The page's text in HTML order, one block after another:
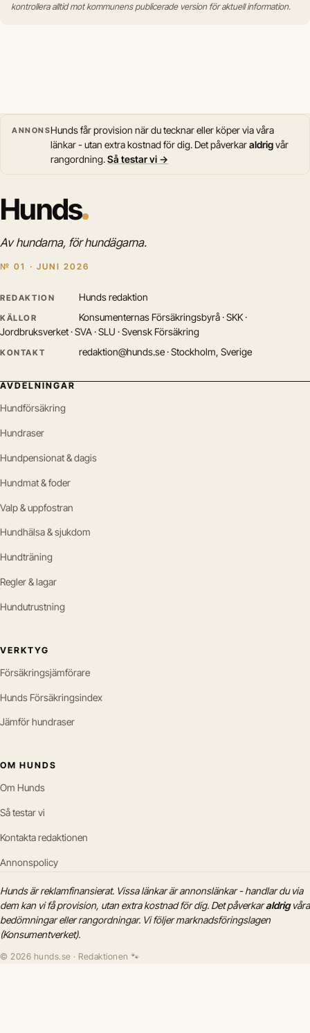
kontrollera alltid mot kommunens publicerade version för aktuell information.
ANNONSHunds får provision när du tecknar eller köper via våra
länkar - utan extra kostnad för dig. Det påverkaraldrigvår
rangordning.Så testar vi →
Hunds
Av hundarna, för hundägarna.
№ 01 · JUNI 2026
REDAKTION Hunds redaktion
KÄLLOR
Konsumenternas Försäkringsbyrå · SKK ·
Jordbruksverket · SVA · SLU · Svensk Försäkring
KONTAKT redaktion@hunds.se · Stockholm, Sverige
AVDELNINGAR
Hundförsäkring
Hundraser
Hundpensionat & dagis
Hundmat & foder
Valp & uppfostran
Hundhälsa & sjukdom
Hundträning
Regler & lagar
Hundutrustning
VERKTYG
Försäkringsjämförare
Hunds Försäkringsindex
Jämför hundraser
OM HUNDS
Om Hunds
Så testar vi
Kontakta redaktionen
Annonspolicy
Hunds är reklamfinansierat. Vissa länkar är annonslänkar - handlar du via
dem kan vi få provision, utan extra kostnad för dig. Det påverkaraldrigvåra
bedömningar eller rangordningar. Vi följer marknadsföringslagen
(Konsumentverket).
© 2026 hunds.se · Redaktionen 🐾